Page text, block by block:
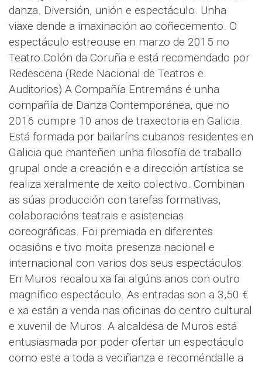
danza. Diversión, unión e espectáculo. Unha
viaxe dende a imaxinación ao coñecemento. O
espectáculo estreouse en marzo de 2015 no
Teatro Colón da Coruña e está recomendado por
Redescena (Rede Nacional de Teatros e
Auditorios) A Compañía Entremáns é unha
compañía de Danza Contemporánea, que no
2016 cumpre 10 anos de traxectoria en Galicia.
Está formada por bailaríns cubanos residentes en
Galicia que manteñen unha filosofía de traballo
grupal onde a creación e a dirección artística se
realiza xeralmente de xeito colectivo. Combinan
as súas producción con tarefas formativas,
colaboracións teatrais e asistencias
coreográficas. Foi premiada en diferentes
ocasións e tivo moita presenza nacional e
internacional con varios dos seus espectáculos.
En Muros recalou xa fai algúns anos con outro
magnífico espectáculo. As entradas son a 3,50 €
e xa están a venda nas oficinas do centro cultural
e xuvenil de Muros. A alcaldesa de Muros está
entusiasmada por poder ofertar un espectáculo
como este a toda a veciñanza e recoméndalle a